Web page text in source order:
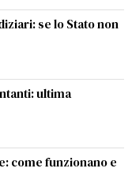
se lo Stato non
ultima
come funzionano e